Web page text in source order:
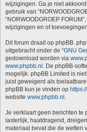
wijzigingen. Ga je niet
gebruik van
“NORWOODGROEP
wijzigingen en of
Dit forum draait op phpBB.
uitgebracht onder de “GNU
gedownload worden via
www.phpbb.nl . De phpBB-
mogelijk. phpBB Limited is
juist geweigerd als
phpBB kun je vinden op
website www.phpbb.nl .
Je verklaart geen berichten te
lasterlijk, haatdragend,
materiaal bevat die de wetten